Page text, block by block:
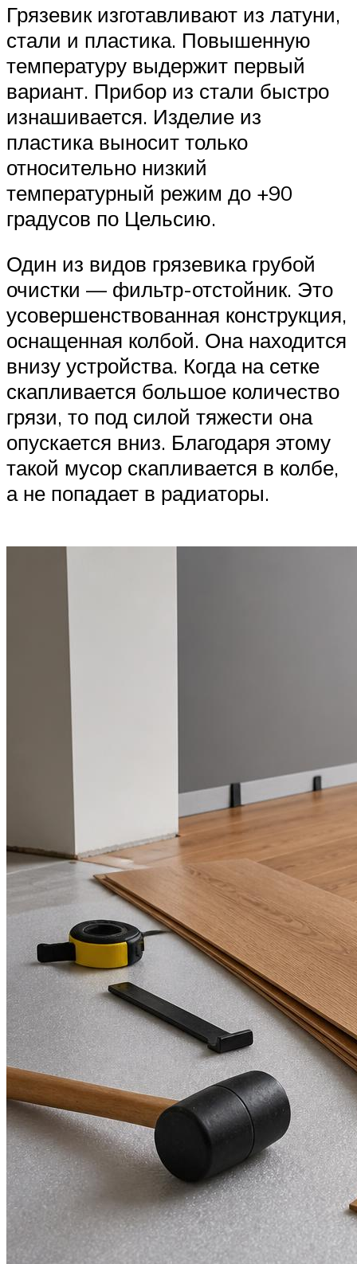
Грязевик изготавливают из латуни,
стали и пластика. Повышенную
температуру выдержит первый
вариант. Прибор из стали быстро
изнашивается. Изделие из
пластика выносит только
относительно низкий
температурный режим до +90
градусов по Цельсию.
Один из видов грязевика грубой
очистки — фильтр-отстойник. Это
усовершенствованная конструкция,
оснащенная колбой. Она находится
внизу устройства. Когда на сетке
скапливается большое количество
грязи, то под силой тяжести она
опускается вниз. Благодаря этому
такой мусор скапливается в колбе,
а не попадает в радиаторы.